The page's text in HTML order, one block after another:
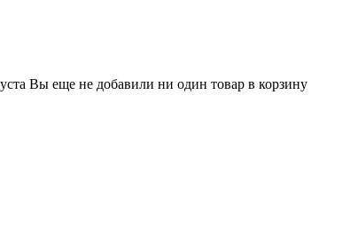
Вы еще не добавили ни один товар в корзину